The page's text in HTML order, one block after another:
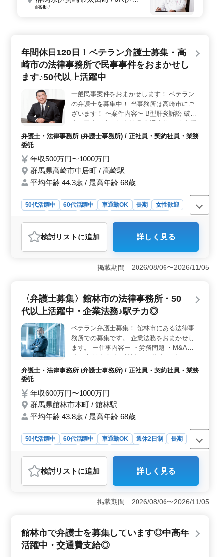
崎駅
年間休日120日！ベテラン弁護士募集・高
崎市の法律事務所で民事事件をおまかせし
ます♪50代以上活躍中
一般民事案件をおまかせします！ ベテラン
の弁護士を募集中！ 当事務所は高崎市にご
ざいます！ 〜案件内容〜 B型肝炎訴訟 破
題 等 年齢ではなく経験を重視！ 60代の方、
ご応募下さい！
弁護士・法律事務所 (弁護士事務所) / 正社員・契約社員・業務
委託
年収500万円〜1000万円
群馬県高崎市中居町 / 高崎駅
平均年齢 44.3歳 / 最高年齢 68歳
50代活躍中 60代活躍中 車通勤OK 長期
女性歓迎
おすすめポイント
＜働きやすさ＞ 年間休日120日で、ワークライフバラン
スを大切にできます。車通勤も可能なので、通勤が便利
です。働きやすく、安定した勤務環境が整っていま
す。 ＜経験重視＞ 年齢ではなく、経験を重視して
事件を担当します。破産、民事再生、任意整理、交通事
故、不動産問題など多岐にわたる案件を扱います。個人
受任も可能で、弁護士費用も事務所が負担します
検討リスト に追加 詳しく見る
掲載期間 2026/08/06〜2026/11/05
〈弁護士募集〉館林市の法律事務所・50
代以上活躍中・企業法務♪駅チカ◎
ベテラン弁護士募集！ 館林市にある法律事
務所での募集です。 企業法務をおまかせし
ます。 ー仕事内容ー ・労務問題 ・M&A案
株主総会対策 等 ーおすすめポイントー ・50
車通勤可 ・駅チカ 経験を重視しておりま
す！ 皆様からのご応募お待ちしています！
弁護士・法律事務所 (弁護士事務所) / 正社員・契約社員・業務
委託
年収600万円〜1000万円
群馬県館林市本町 / 館林駅
平均年齢 43.8歳 / 最高年齢 68歳
50代活躍中 60代活躍中 車通勤OK 週休2日制
長期
おすすめポイント
＜経験とスキルを活かす＞ 企業法務の実務経験を活か
せる環境です。労務問題やM&amp;A案件、契約書作成・
レビュー、株主総会対策など、多岐にわたる業務を担当
可能なので通勤が便利です。さらに、勤務時間の自由設
定も可能で、週休2日制に加えて土日祝が休みです。
検討リスト に追加 詳しく見る
掲載期間 2026/08/06〜2026/11/05
館林市で弁護士を募集しています◎中高年
活躍中・交通費支給◎